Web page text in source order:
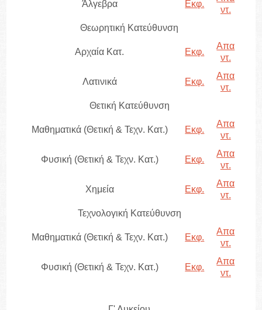
Άλγεβρα Εκφ.
ντ.
Θεωρητική Κατεύθυνση
Αρχαία Κατ. Εκφ.
Απα
ντ.
Λατινικά Εκφ.
Απα
ντ.
Θετική Κατεύθυνση
Μαθηματικά (Θετική & Τεχν. Κατ.) Εκφ.
Απα
ντ.
Φυσική (Θετική & Τεχν. Κατ.) Εκφ.
Απα
ντ.
Χημεία Εκφ.
Απα
ντ.
Τεχνολογική Κατεύθυνση
Μαθηματικά (Θετική & Τεχν. Κατ.) Εκφ.
Απα
ντ.
Φυσική (Θετική & Τεχν. Κατ.) Εκφ.
Απα
ντ.